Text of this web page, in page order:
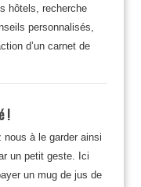
hôtels, recherche
personnalisés,
d’un carnet de
!
à le garder ainsi
un petit geste. Ici
un mug de jus de